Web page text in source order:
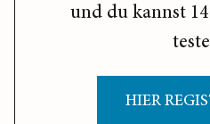
und du kannst
HIER